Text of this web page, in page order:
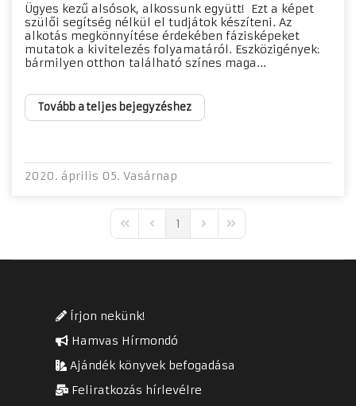
Ügyes kezű alsósok, alkossunk együtt! Ezt a képet
szülői segítség nélkül el tudjátok készíteni. Az
alkotás megkönnyítése érdekében fázisképeket
mutatok a kivitelezés folyamatáról. Eszközigények:
bármilyen otthon található színes maga...
Tovább a teljes bejegyzéshez
2020. április 05. Vasárnap
First PagePrevious Page
1 Next PageLast Page
Írjon nekünk!
Hamvas Hírmondó
Ajándék könyvek befogadása
Feliratkozás hírlevélre